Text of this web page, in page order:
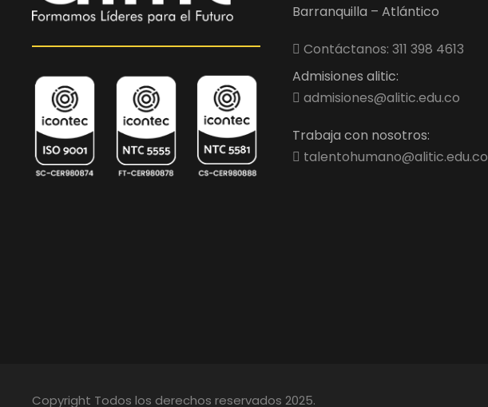
Barranquilla – Atlántico
Contáctanos: 311 398 4613
Admisiones alitic:
admisiones@alitic.edu.co
Trabaja con nosotros:
talentohumano@alitic.edu.co
Copyright Todos los derechos reservados 2025.